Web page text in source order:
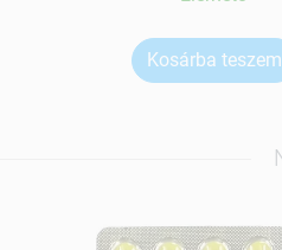
Kosárba teszem